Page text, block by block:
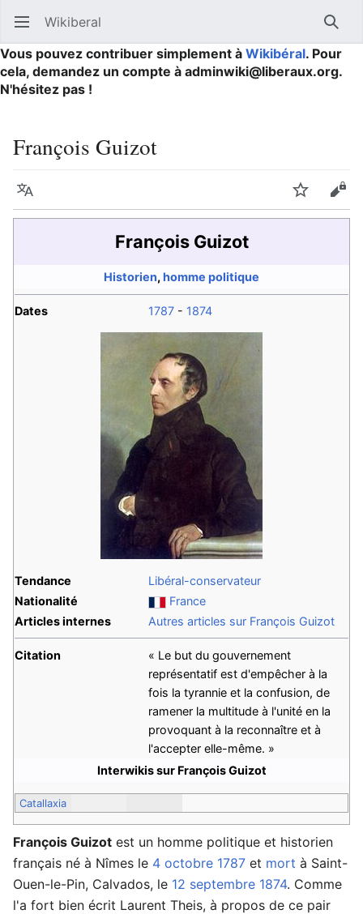
Ouvrir le menu principal Wikiberal
Vous pouvez contribuer simplement à Wikibéral. Pour
cela, demandez un compte à adminwiki@liberaux.org.
N'hésitez pas !
François Guizot
Langue Suivre
François Guizot
Historien, homme politique
Dates 1787 - 1874
Tendance
Libéral-conservateur
Nationalité
France
Articles internes
Autres articles sur François Guizot
Citation
« Le but du gouvernement
représentatif est d'empêcher à la
fois la tyrannie et la confusion, de
ramener la multitude à l'unité en la
provoquant à la reconnaître et à
l'accepter elle-même. »
Interwikis sur François Guizot
Catallaxia
François Guizot est un homme politique et historien
français né à Nîmes le 4 octobre 1787 et mort à Saint-
Ouen-le-Pin, Calvados, le 12 septembre 1874. Comme
l'a fort bien écrit Laurent Theis, à propos de ce pair